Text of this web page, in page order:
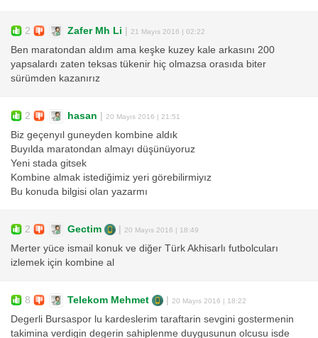
2 Zafer Mh Li 21 Mayıs 2016 | 02:22
Ben maratondan aldım ama keşke kuzey kale arkasını 200
yapsalardı zaten teksas tükenir hiç olmazsa orasıda biter
sürümden kazanırız
2 hasan 20 Mayıs 2016 | 21:51
Biz geçenyıl guneyden kombine aldık
Buyılda maratondan almayı düşünüyoruz
Yeni stada gitsek
Kombine almak istediğimiz yeri görebilirmiyız
Bu konuda bilgisi olan yazarmı
2 Gectim 20 Mayıs 2016 | 18:49
Merter yüce ismail konuk ve diğer Türk Akhisarlı futbolcuları
izlemek için kombine al
8 Telekom Mehmet 20 Mayıs 2016 | 18:22
Degerli Bursaspor lu kardeslerim taraftarin sevgini gostermenin
takimina verdigin degerin sahiplenme duygusunun olcusu isde